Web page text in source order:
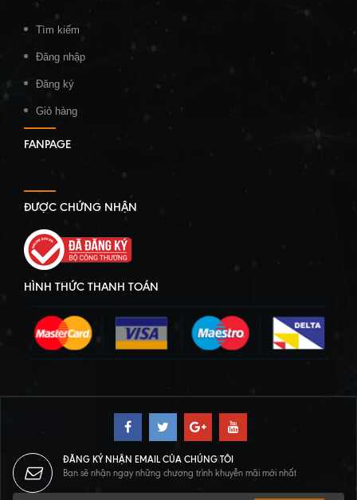
Tìm kiếm
Đăng nhập
Đăng ký
Giỏ hàng
FANPAGE
ĐƯỢC CHỨNG NHẬN
HÌNH THỨC THANH TOÁN
ĐĂNG KÝ NHẬN EMAIL CỦA CHÚNG TÔI
Bạn sẽ nhận ngay những chương trình khuyễn mãi mới nhất